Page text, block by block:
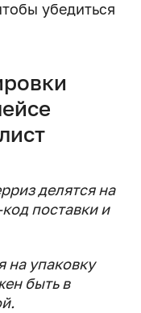
убедиться
делятся на
поставки и
на упаковку
быть в